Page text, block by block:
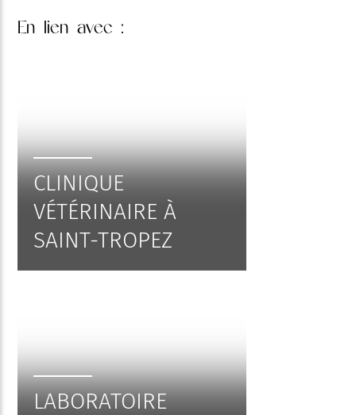
En lien avec :
CLINIQUE
VÉTÉRINAIRE À
SAINT-TROPEZ
LABORATOIRE